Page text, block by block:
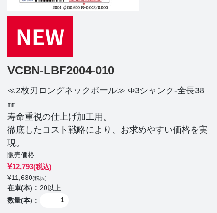
VCBN-LBF2004-010
≪2枚刃ロングネックボール≫ Φ3シャンク-全長38
㎜
寿命重視の仕上げ加工用。
徹底したコスト戦略により、お求めやすい価格を実
現。
販売価格
¥12,793(税込)
¥11,630(税抜)
在庫(本)
20以上
数量(本)